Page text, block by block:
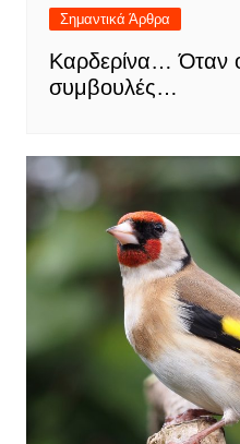
Σημαντικά Άρθρα
Καρδερίνα… Όταν
συμβουλές…